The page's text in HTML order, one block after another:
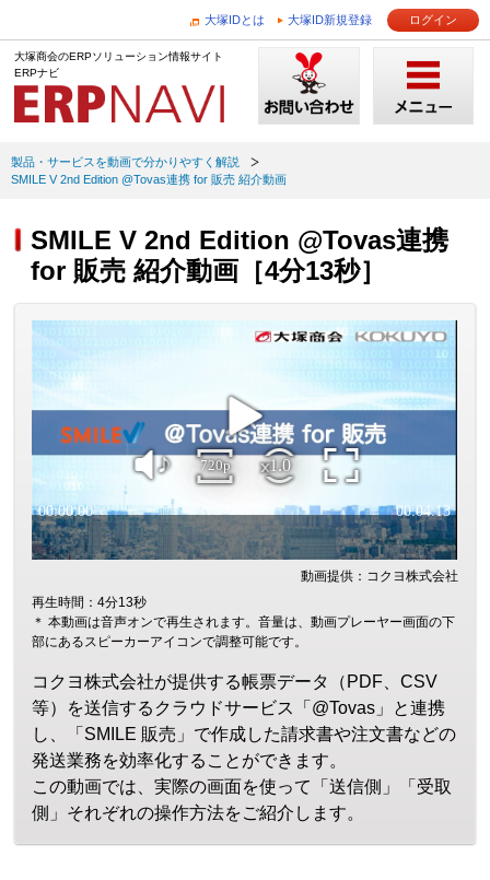
大塚IDとは 大塚ID新規登録 ログイン
大塚商会のERPソリューション情報サイト
ERPナビ
製品・サービスを動画で分かりやすく解説
SMILE V 2nd Edition @Tovas連携 for 販売 紹介動画
SMILE V 2nd Edition @Tovas連携
for 販売 紹介動画［4分13秒］
動画提供：コクヨ株式会社
再生時間：4分13秒
＊ 本動画は音声オンで再生されます。音量は、動画プレーヤー画面の下
部にあるスピーカーアイコンで調整可能です。
コクヨ株式会社が提供する帳票データ（PDF、CSV
等）を送信するクラウドサービス「@Tovas」と連携
し、「SMILE 販売」で作成した請求書や注文書などの
発送業務を効率化することができます。
この動画では、実際の画面を使って「送信側」「受取
側」それぞれの操作方法をご紹介します。